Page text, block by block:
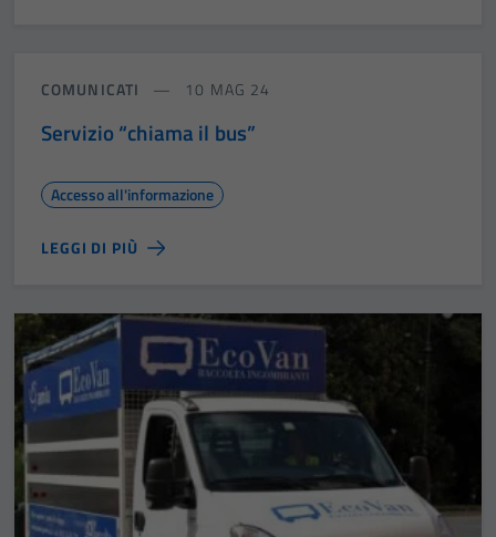
COMUNICATI 10 MAG 24
Servizio “chiama il bus”
Accesso all'informazione
LEGGI DI PIÙ